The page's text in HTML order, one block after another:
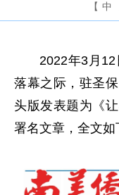
【 中
2022年3月
落幕之际，驻圣
头版发表题为《
署名文章，全文如